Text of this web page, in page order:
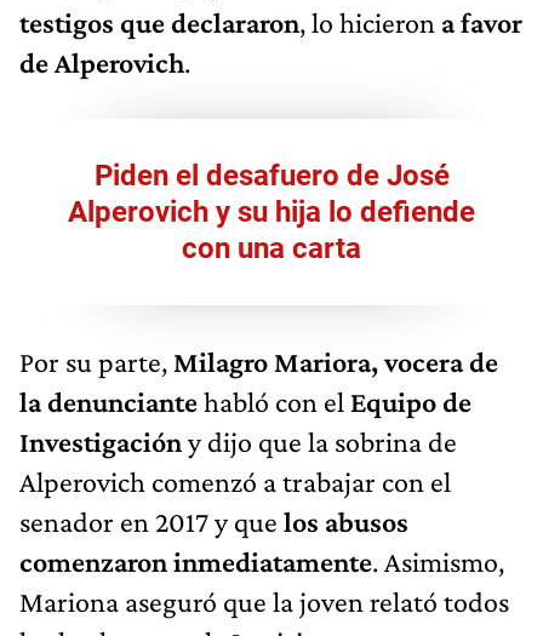
testigos que declararon, lo hicieron a favor
de Alperovich.
Piden el desafuero de José
Alperovich y su hija lo defiende
con una carta
Por su parte, Milagro Mariora, vocera de
la denunciantehabló con el Equipo de
Investigacióny dijo que la sobrina de
Alperovich comenzó a trabajar con el
senador en 2017 y que los abusos
comenzaron inmediatamente. Asimismo,
Mariona aseguró que la joven relató todos